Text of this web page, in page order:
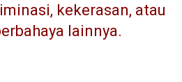
kekerasan, atau
lainnya.